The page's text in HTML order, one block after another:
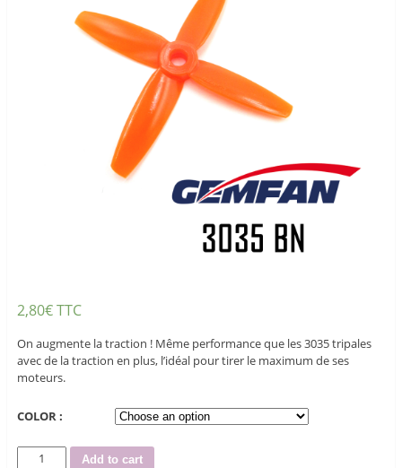
2,80€TTC
On augmente la traction ! Même performance que les 3035 tripales
avec de la traction en plus, l’idéal pour tirer le maximum de ses
moteurs.
COLOR :
Quantity Add to cart